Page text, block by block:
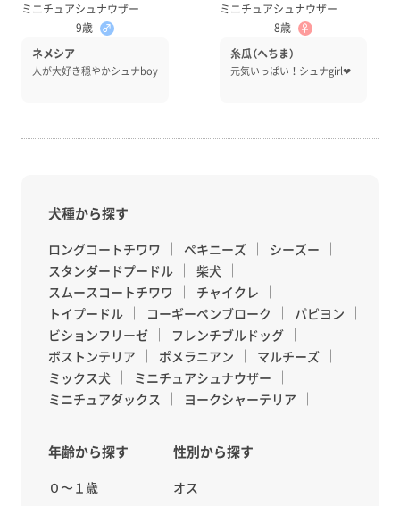
ミニチュアシュナウザー
9歳
♂
ネメシア
人が大好き穏やかシュナboy
ミニチュアシュナウザー
8歳
♀
糸瓜（へちま）
元気いっぱい！シュナgirl❤
犬種から探す
ロングコートチワワ ペキニーズ
シーズー
スタンダードプードル
柴犬
スムースコートチワワ
チャイクレ
トイプードル
コーギーペンブローク
パピヨン
ビションフリーゼ
フレンチブルドッグ
ボストンテリア
ポメラニアン
マルチーズ
ミックス犬
ミニチュアシュナウザー
ミニチュアダックス
ヨークシャーテリア
年齢から探す
０〜１歳
性別から探す
オス